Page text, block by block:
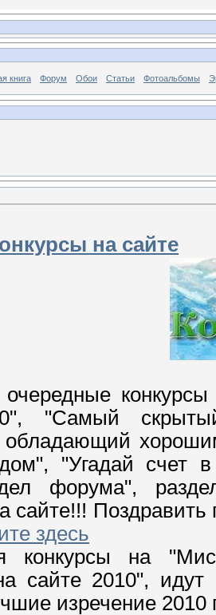
книга Форум Обои Статьи Фотоальбомы
на сайте
"Самый
"Угадай счет в
форума",
сайте!!!
здесь
конкурсы на
сайте 2010",
изречение